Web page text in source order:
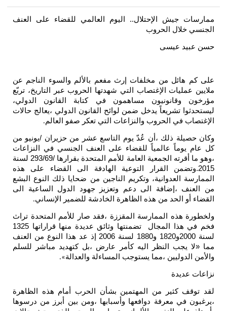
ممارسات جيش الإحتلال..
اليوم العالمي للقضاء على العنف
الجنسي خلال الحروب
حسن عبيد عيسى
على كم هائل من مخلفات إرث مفعم بالألم والسوء الناجم عن
ملايين عمليات الإغتصاب التي شهدتها الحروب عبر التاريخ، تربّع
مؤرخون وقانونيون مساهمون في كتابة القانون الدولي،
ليستحدثوا تشريعاً يدخل ضمن لوائح القانون الدولي ،يعالج حالات
الإغتصاب في الحروب والنزاعات التي تعكر صفو العالم .
وكان حصيلة ذلك ،أن عُدّ يوم التاسع عشر من حزيران /يونيو من
كل عام يوماً عالمياً للقضاء على العنف الجنسي في النزاعات
،وهو ما أقرته الجمعية العامة للأمم المتحدة بقرارها /293/69 لسنة
2015.وتضمن القرار التوعية الهادفة الى القضاء على هذه
الممارسة العدوانية، وتكريم الناجين من ضحايا ذلك النوع البشع
من العنف ،إضافة الى دعم وتعزيز جهود الدول الساعية الى
القضاء أو الحد من هذه الظاهرة الخادشة للضمير الإنساني.
ولخطورة هذه الممارسة المقززة ،فقد صار للأمم المتحدة تراث
فخم في هذا المجال تضمنتها وثائق عديدة منها قراراتها 1325
لسنة 2000و1820 و1880 لسنة 2006 إذ عد هذا النوع من العنف
مما «لا يجب النظر اليه كأمر عارض ،بل كتهديد مباشر للسلم
والأمن الدوليين ،مما يستوجب المساءلة والعدالة».
نزاعات عديدة
لقد توقف كثير من المهتمين بشأن الحرب أمام هذه الظاهرة
،يرغبون في معرفة دوافعها وأسبابها ،ومن بين أبرز من درسوها